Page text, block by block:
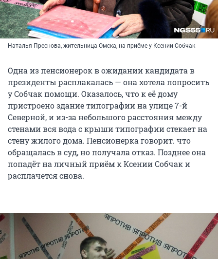
Наталья Преснова, жительница Омска, на приёме у Ксении Собчак
Одна из пенсионерок в ожидании кандидата в
президенты расплакалась — она хотела попросить
у Собчак помощи. Оказалось, что к её дому
пристроено здание типографии на улице 7-й
Северной, и из-за небольшого расстояния между
стенами вся вода с крыши типографии стекает на
стену жилого дома. Пенсионерка говорит. что
обращалась в суд, но получала отказ. Позднее она
попадёт на личный приём к Ксении Собчак и
расплачется снова.